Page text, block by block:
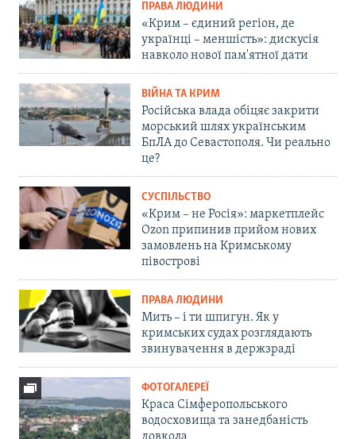
ПРАВА ЛЮДИНИ
«Крим – єдиний регіон, де
українці – меншість»: дискусія
навколо нової пам'ятної дати
ВІЙНА ТА КРИМ
Російська влада обіцяє закрити
морський шлях українським
БпЛА до Севастополя. Чи реально
це?
СУСПІЛЬСТВО
«Крим – не Росія»: маркетплейс
Ozon припинив прийом нових
замовлень на Кримському
півострові
ПРАВА ЛЮДИНИ
Мить – і ти шпигун. Як у
кримських судах розглядають
звинувачення в держзраді
ФОТОГАЛЕРЕЇ
Краса Сімферопольського
водосховища та занедбаність